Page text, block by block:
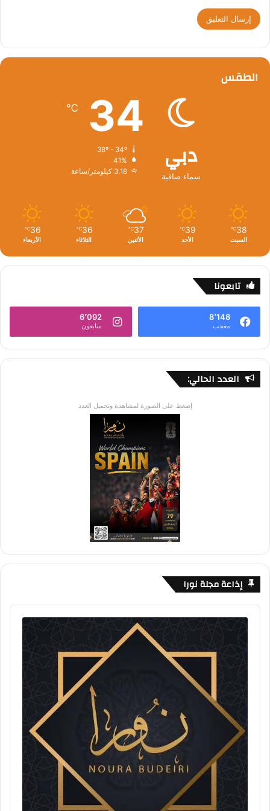
الطقس
دبي
سماء صافية
34
℃
41%
3.18 كيلومتر/ساعة
38
℃
السبت
39
℃
الأحد
37
℃
الأثنين
36
℃
الثلاثاء
36
℃
الأربعاء
تابعونا
8٬148
معجب
6٬092
متابعون
العدد الحالي:
إضغط على الصورة لمشاهدة وتحميل العدد
إذاعة مجلة نورا
Audio
Player